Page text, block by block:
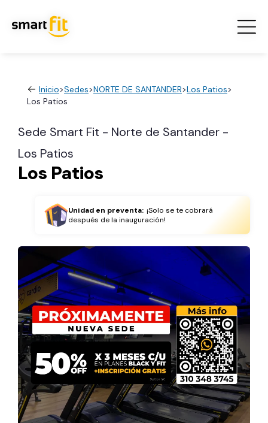
Inicio>Sedes>NORTE DE SANTANDER>Los Patios>
Los Patios
Sede Smart Fit - Norte de Santander -
Los Patios
Los Patios
Unidad en preventa: ¡Solo se te cobrará
después de la inauguración!